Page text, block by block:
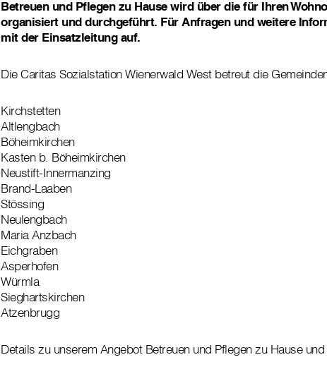
Betreuen und Pflegen zu Hause wird über die für Ihren
organisiert und durchgeführt. Für Anfragen und weitere
mit der Einsatzleitung auf.
Die Caritas Sozialstation Wienerwald West betreut die
Kirchstetten
Altlengbach
Böheimkirchen
Kasten b. Böheimkirchen
Neustift-Innermanzing
Brand-Laaben
Stössing
Neulengbach
Maria Anzbach
Eichgraben
Asperhofen
Würmla
Sieghartskirchen
Atzenbrugg
Details zu unserem Angebot Betreuen und Pflegen zu Hause